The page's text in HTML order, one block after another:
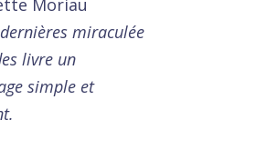
Moriau
miraculée
livre un
simple et